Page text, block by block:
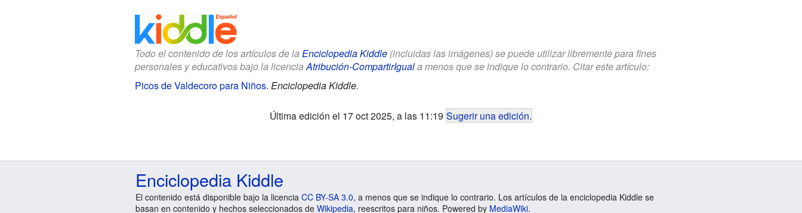
Todo el contenido de los artículos de la Enciclopedia Kiddle(incluidas las imágenes) se puede utilizar libremente para fines
personales y educativos bajo la licenciaAtribución-CompartirIguala menos que se indique lo contrario. Citar este artículo:
Picos de Valdecoro para Niños. Enciclopedia Kiddle.
Última edición el 17 oct 2025, a las 11:19 Sugerir una edición.
Enciclopedia Kiddle
El contenido está disponible bajo la licencia CC BY-SA 3.0, a menos que se indique lo contrario. Los artículos de la enciclopedia Kiddle se
basan en contenido y hechos seleccionados de Wikipedia, reescritos para niños. Powered by MediaWiki.